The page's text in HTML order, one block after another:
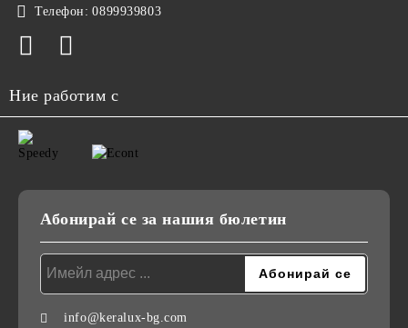
Телефон: 0899939803
Ние работим с
Абонирай се за нашия бюлетин
info@keralux-bg.com